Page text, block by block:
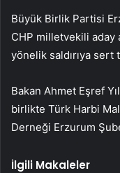
Büyük Birlik Partisi
CHP milletvekili aday
yönelik saldırıya
Bakan Ahmet Eşref
birlikte Türk Harbi
Derneği Erzurum
İlgili Makaleler